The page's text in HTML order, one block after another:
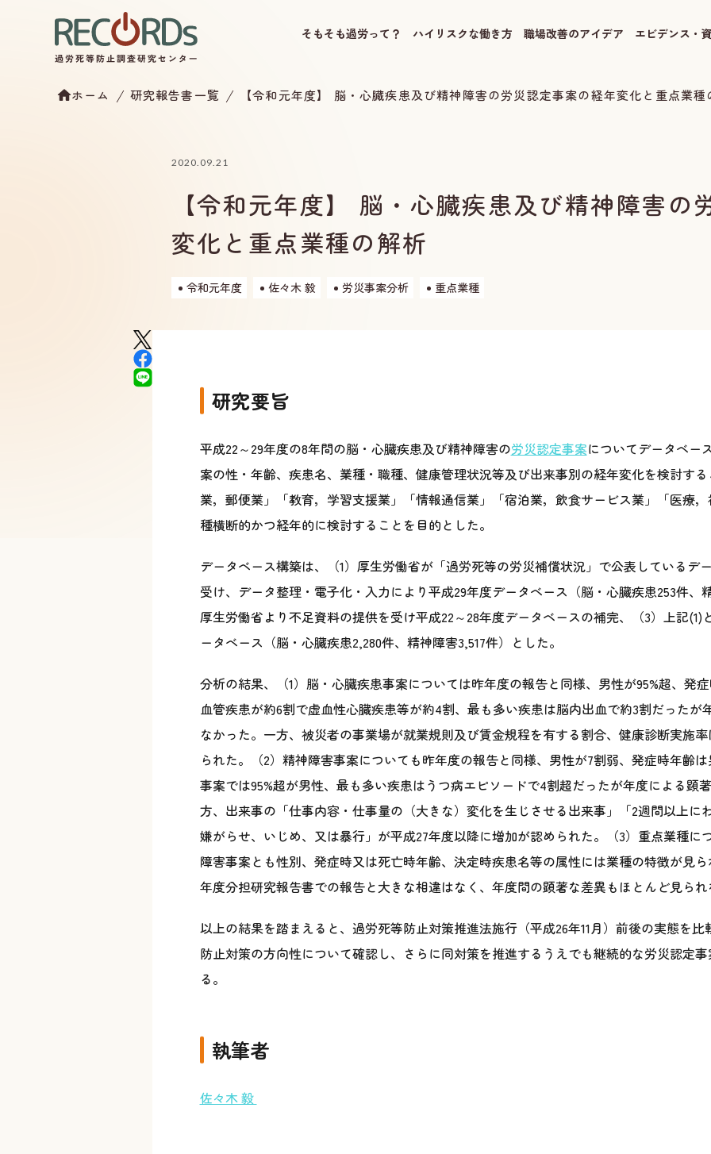
そもそも過労って？ ハイリスクな働き方 職場改善のアイデア エビデンス・
ホーム 研究報告書一覧 【令和元年度】 脳・心臓疾患及び精神障害の労災認定事案の経年変化と重点業種
2020.09.21
【令和元年度】 脳・心臓疾患及び精神障害の
変化と重点業種の解析
令和元年度 佐々木 毅 労災事案分析 重点業種
研究要旨
平成22～29年度の8年間の脳・心臓疾患及び精神障害の労災認定事案についてデータベー
案の性・年齢、疾患名、業種・職種、健康管理状況等及び出来事別の経年変化を検討す
業，郵便業」「教育，学習支援業」「情報通信業」「宿泊業，飲食サービス業」「医療
種横断的かつ経年的に検討することを目的とした。
データベース構築は、（1）厚生労働省が「過労死等の労災補償状況」で公表しているデ
受け、データ整理・電子化・入力により平成29年度データベース（脳・心臓疾患253件、
厚生労働省より不足資料の提供を受け平成22～28年度データベースの補完、（3）上記(1)
ータベース（脳・心臓疾患2,280件、精神障害3,517件）とした。
分析の結果、（1）脳・心臓疾患事案については昨年度の報告と同様、男性が95%超、発
血管疾患が約6割で虚血性心臓疾患等が約4割、最も多い疾患は脳内出血で約3割だったが
なかった。一方、被災者の事業場が就業規則及び賃金規程を有する割合、健康診断実施
られた。（2）精神障害事案についても昨年度の報告と同様、男性が7割弱、発症時年齢
事案では95%超が男性、最も多い疾患はうつ病エピソードで4割超だったが年度による顕
方、出来事の「仕事内容・仕事量の（大きな）変化を生じさせる出来事」「2週間以上に
嫌がらせ、いじめ、又は暴行」が平成27年度以降に増加が認められた。（3）重点業種に
障害事案とも性別、発症時又は死亡時年齢、決定時疾患名等の属性には業種の特徴が見
年度分担研究報告書での報告と大きな相違はなく、年度間の顕著な差異もほとんど見ら
以上の結果を踏まえると、過労死等防止対策推進法施行（平成26年11月）前後の実態を
防止対策の方向性について確認し、さらに同対策を推進するうえでも継続的な労災認定
る。
執筆者
佐々木 毅